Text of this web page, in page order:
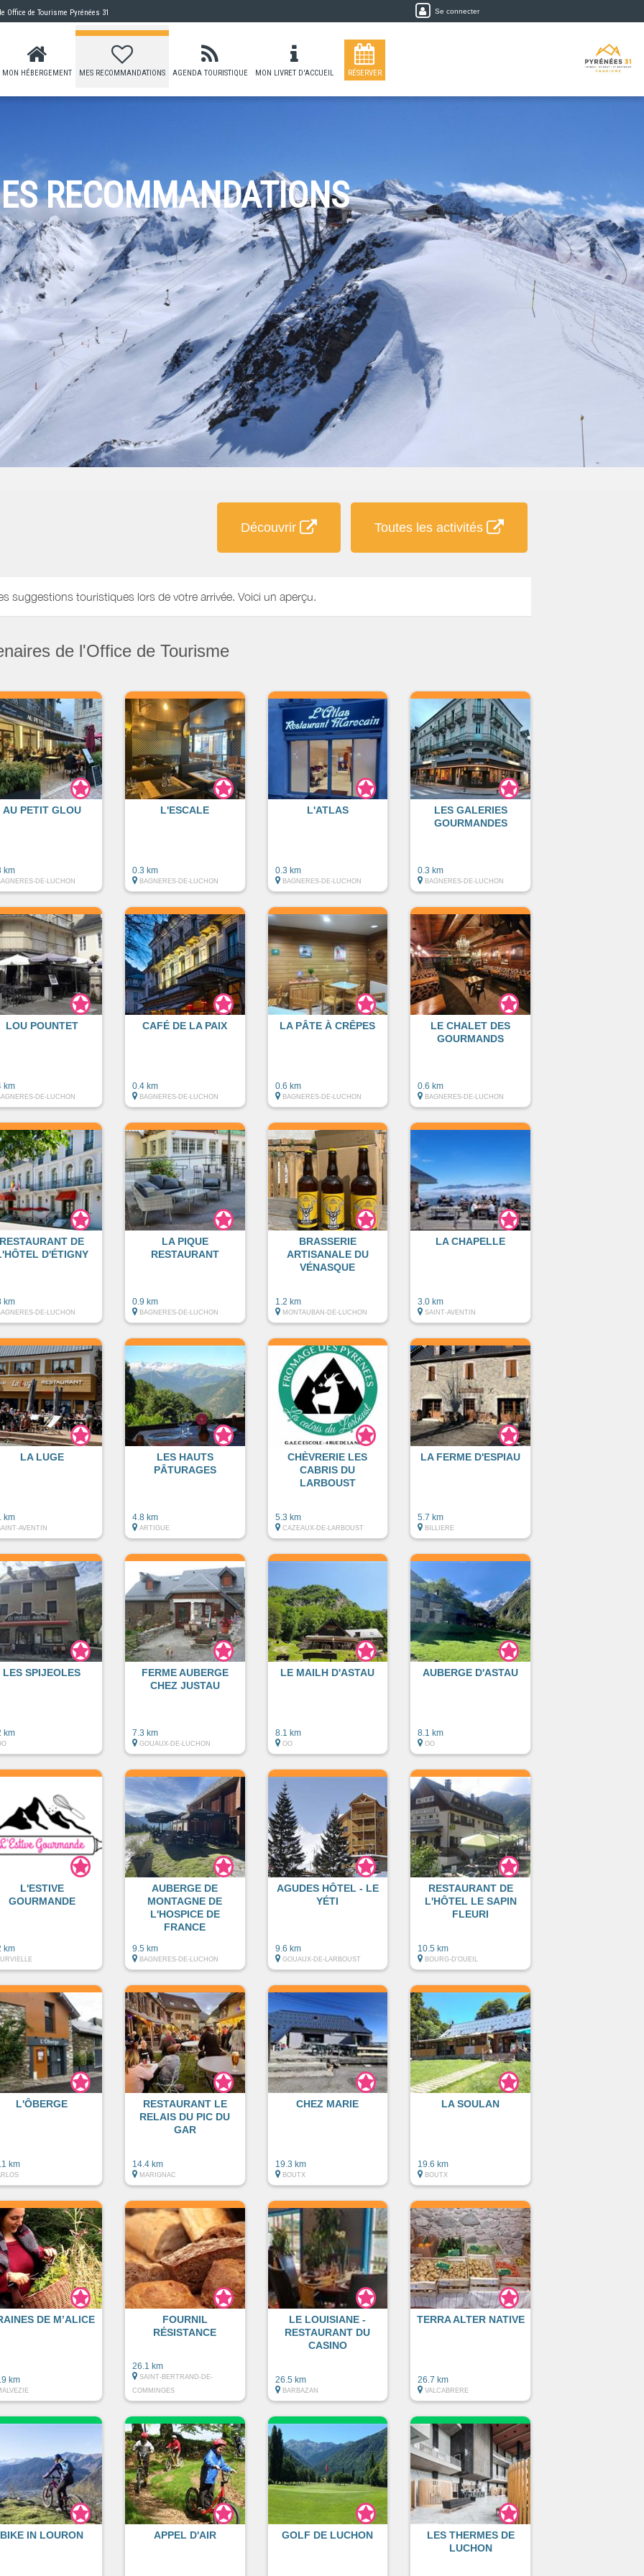
Office de Tourisme Pyrénées 31 Se connecter
MON HÉBERGEMENT MES RECOMMANDATIONS AGENDA TOURISTIQUE MON LIVRET D'ACCUEIL RÉSERVER
RECOMMANDATIONS
Découvrir Toutes les activités
suggestions touristiques lors de votre arrivée. Voici un aperçu.
de l'Office de Tourisme
AU PETIT GLOU
km
DE-LUCHON
L'ESCALE
0.3 km
BAGNERES-DE-LUCHON
L'ATLAS
0.3 km
BAGNERES-DE-LUCHON
LES GALERIES
GOURMANDES
0.3 km
BAGNERES-DE-LUCHON
LOU POUNTET
km
DE-LUCHON
CAFÉ DE LA PAIX
0.4 km
BAGNERES-DE-LUCHON
LA PÂTE À CRÊPES
0.6 km
BAGNERES-DE-LUCHON
LE CHALET DES
GOURMANDS
0.6 km
BAGNERES-DE-LUCHON
RESTAURANT DE
D'ÉTIGNY
km
DE-LUCHON
LA PIQUE
RESTAURANT
0.9 km
BAGNERES-DE-LUCHON
BRASSERIE
ARTISANALE DU
VÉNASQUE
1.2 km
MONTAUBAN-DE-LUCHON
LA CHAPELLE
3.0 km
SAINT-AVENTIN
LA LUGE
km
AVENTIN
LES HAUTS
PÂTURAGES
4.8 km
ARTIGUE
CHÈVRERIE LES
CABRIS DU
LARBOUST
5.3 km
CAZEAUX-DE-LARBOUST
LA FERME D'ESPIAU
5.7 km
BILLIERE
LES SPIJEOLES
km
FERME AUBERGE
CHEZ JUSTAU
7.3 km
GOUAUX-DE-LUCHON
LE MAILH D'ASTAU
8.1 km
OO
AUBERGE D'ASTAU
8.1 km
OO
L'ESTIVE
GOURMANDE
km
AUBERGE DE
MONTAGNE DE
L'HOSPICE DE
FRANCE
9.5 km
BAGNERES-DE-LUCHON
AGUDES HÔTEL - LE
YÉTI
9.6 km
GOUAUX-DE-LARBOUST
RESTAURANT DE
L'HÔTEL LE SAPIN
FLEURI
10.5 km
BOURG-D'OUEIL
L'ÔBERGE
km
RESTAURANT LE
RELAIS DU PIC DU
GAR
14.4 km
MARIGNAC
CHEZ MARIE
19.3 km
BOUTX
LA SOULAN
19.6 km
BOUTX
DE M’ALICE
km
FOURNIL
RÉSISTANCE
26.1 km
SAINT-BERTRAND-DE-
COMMINGES
LE LOUISIANE -
RESTAURANT DU
CASINO
26.5 km
BARBAZAN
TERRA ALTER NATIVE
26.7 km
VALCABRERE
BIKE IN LOURON APPEL D'AIR GOLF DE LUCHON
LES THERMES DE
LUCHON